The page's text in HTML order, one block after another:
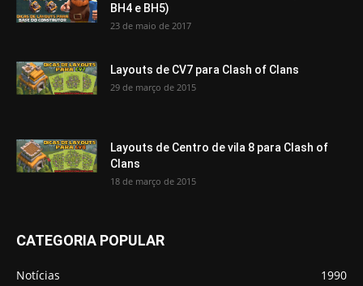
BH4 e BH5)
23 de maio de 2017
Layouts de CV7 para Clash of Clans
29 de março de 2015
Layouts de Centro de vila 8 para Clash of
Clans
18 de março de 2015
CATEGORIA POPULAR
Notícias
1990